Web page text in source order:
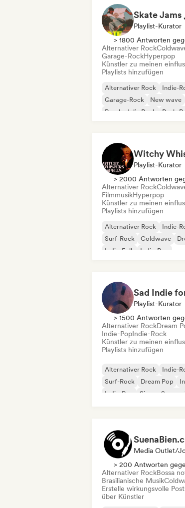
Playlist-Kurator
> 1800 Antworten
Alternativer Rock
Garage-RockHyperpop
Künstler zu meinen
Playlists hinzufügen
Alternativer Rock Indie-
Garage-Rock
New wave
Psychedelic Rock
Punk-
Playlist-Kurator
> 2000 Antworten
Alternativer Rock
FilmmusikHyperpop
Künstler zu meinen
Playlists hinzufügen
Alternativer Rock Indie-
Surf-Rock
Coldwave
Indie-Folk
Indie-Pop
Sad Indie
Playlist-Kurator
> 1500 Antworten
Alternativer RockDream
Indie-PopIndie-Rock
Künstler zu meinen
Playlists hinzufügen
Alternativer Rock Indie-
Surf-Rock
Dream Pop
Indie-Pop
Singer-
Media Outlet/
> 200 Antworten
Alternativer RockBossa
Brasilianische Musik
Erstelle wirkungsvolle
über Künstler